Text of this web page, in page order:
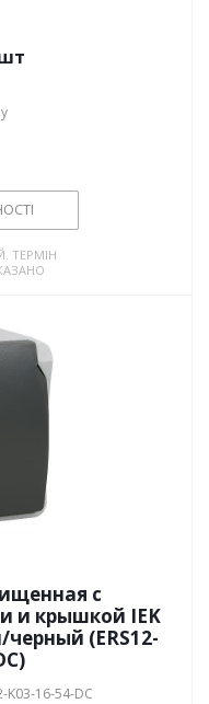
ТЕРМІН
с
и крышкой IEK
(ERS12-
K03-16-54-DC